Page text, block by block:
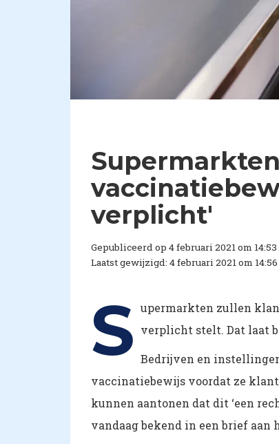
verplicht'
Gepubliceerd op 4 februari 2021 om 14:53
Laatst gewijzigd: 4 februari 2021 om 14:56
S upermarkten zullen
verplicht stelt. Dat laat
Bedrijven en
vaccinatiebewijs voordat ze
kunnen aantonen dat dit ‘een
vandaag bekend in een brief